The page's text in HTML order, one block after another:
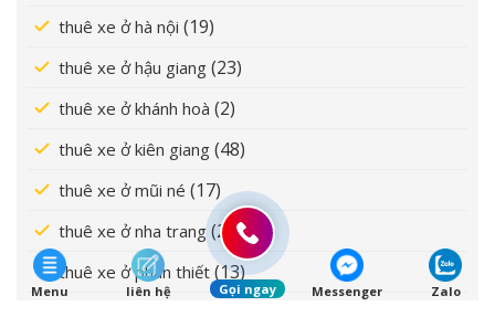
thuê xe ở hà nội (19)
thuê xe ở hậu giang (23)
thuê xe ở khánh hoà (2)
thuê xe ở kiên giang (48)
thuê xe ở mũi né (17)
thuê xe ở nha trang (20)
thuê xe ở phan thiết (13)
Menu liên hệ Gọi ngay Messenger Zalo